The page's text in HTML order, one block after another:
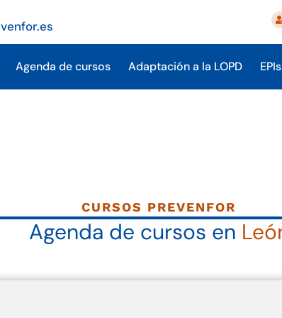
Agenda de cursos Adaptación a la LOPD EPIs
CURSOS PREVENFOR
Agenda de cursos en